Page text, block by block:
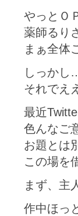
やっとＯ
薬師るり
まぁ全体
しっかし
それでえ
最近
色んなご
お題とは
この場を
まず、主
作中ほっ